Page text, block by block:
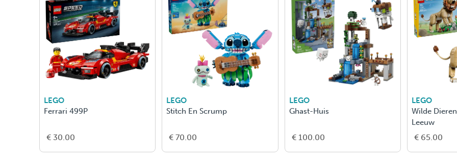
LEGO
Oproeper Dorpsaanval
€ 90.00
LEGO
Ken Blocks '65 Ford Mustang
€ 30.00
LEGO
Kakamora
€ 40.00
LEGO
Pua
€ 70.00